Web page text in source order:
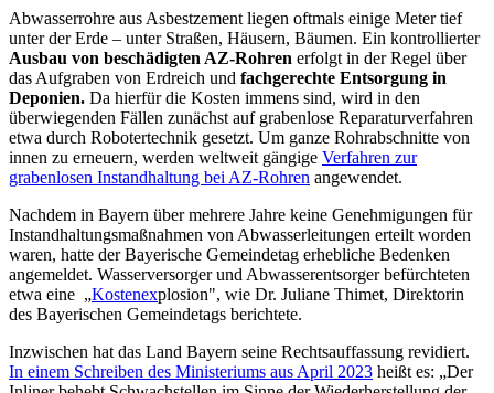
Abwasserrohre aus Asbestzement liegen oftmals einige Meter tief
unter der Erde – unter Straßen, Häusern, Bäumen. Ein kontrollierter
Ausbau von beschädigten AZ-Rohren erfolgt in der Regel über
das Aufgraben von Erdreich und fachgerechte Entsorgung in
Deponien. Da hierfür die Kosten immens sind, wird in den
überwiegenden Fällen zunächst auf grabenlose Reparaturverfahren
etwa durch Robotertechnik gesetzt. Um ganze Rohrabschnitte von
innen zu erneuern, werden weltweit gängige Verfahren zur
grabenlosen Instandhaltung bei AZ-Rohren angewendet.
Nachdem in Bayern über mehrere Jahre keine Genehmigungen für
Instandhaltungsmaßnahmen von Abwasserleitungen erteilt worden
waren, hatte der Bayerische Gemeindetag erhebliche Bedenken
angemeldet. Wasserversorger und Abwasserentsorger befürchteten
etwa eine „Kostenexplosion", wie Dr. Juliane Thimet, Direktorin
des Bayerischen Gemeindetags berichtete.
Inzwischen hat das Land Bayern seine Rechtsauffassung revidiert.
In einem Schreiben des Ministeriums aus April 2023 heißt es: „Der